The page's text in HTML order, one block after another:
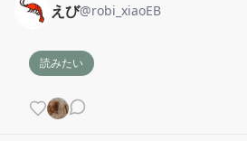
えび@robi_xiaoEB
読みたい